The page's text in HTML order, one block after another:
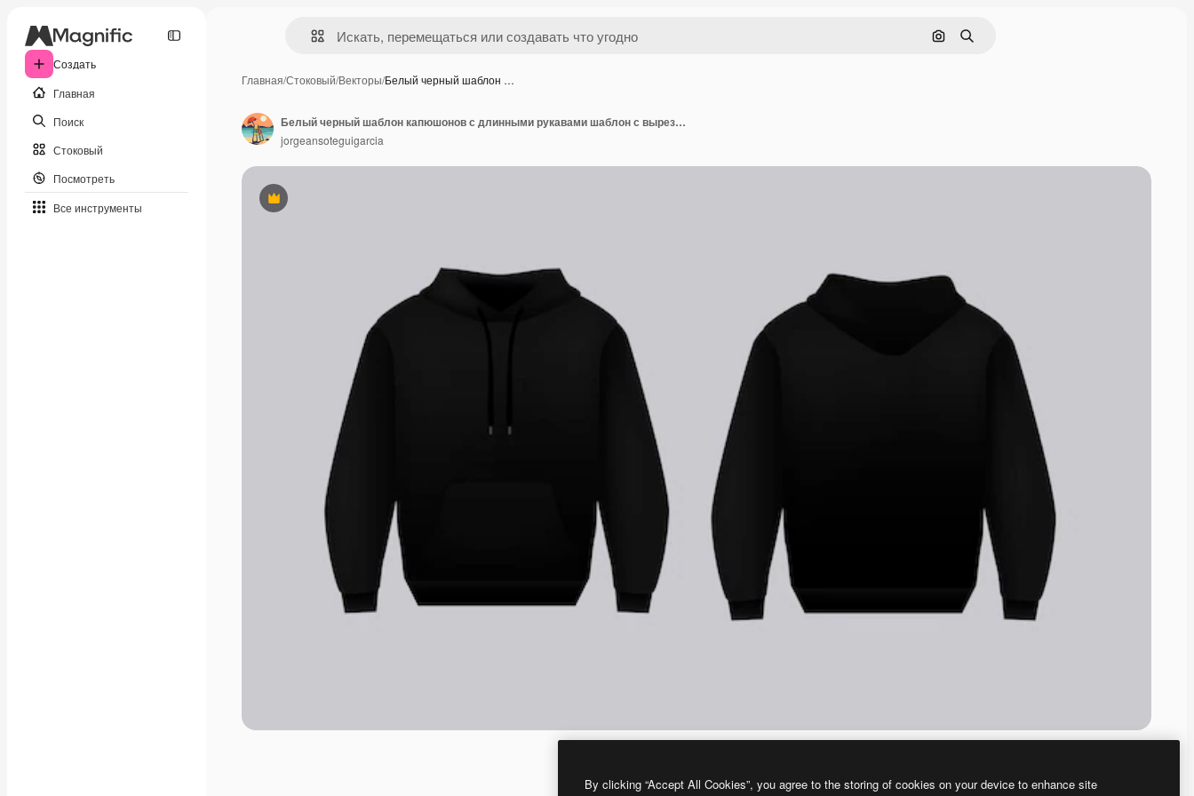
Создать
Главная
Поиск
Стоковый
Посмотреть
Все инструменты
Поиск по изображению
Поиск
Главная/Стоковый/Векторы/Белый черный шаблон …
Премиум
Белый черный шаблон капюшонов с длинными рукавами шаблон с вырезкой пути боже для печати
jorgeansoteguigarcia
By clicking “Accept All Cookies”, you agree to the storing of cookies on your device to enhance site